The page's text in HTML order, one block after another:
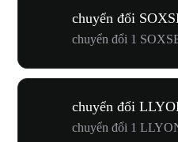
chuyển đổi
chuyển đổi 1
chuyển đổi
chuyển đổi 1